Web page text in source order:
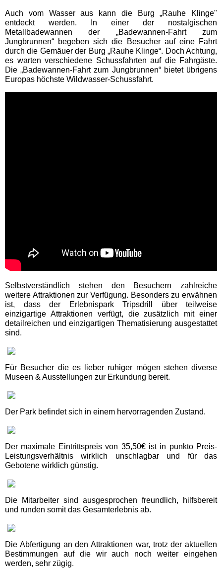
Schleswig-Holstein
Schwimmbäder
HolstenTherme
Adventure Golf Titisee
Bergwerk Hallwangen
Besucherbergwerk Grube
Wenzel
Eisenbahnmuseum
Schwarzwald Schramberg
Freizeit- und Sportzentrum
Mehliskopf
Hasenhorn Coaster Todtnau
Haus der Natur Feldberg
Rodelbahn Gutach
Schwarzlichtpark Denzlingen
Auch vom Wasser aus kann die Burg „Rauhe Klinge"
entdeckt werden. In einer der nostalgischen
Metallbadewannen der „Badewannen-Fahrt zum
Jungbrunnen“ begeben sich die Besucher auf eine Fahrt
durch die Gemäuer der Burg „Rauhe Klinge“. Doch Achtung,
es warten verschiedene Schussfahrten auf die Fahrgäste.
Die „Badewannen-Fahrt zum Jungbrunnen“ bietet übrigens
Europas höchste Wildwasser-Schussfahrt.
Selbstverständlich stehen den Besuchern zahlreiche
weitere Attraktionen zur Verfügung. Besonders zu erwähnen
ist, dass der Erlebnispark Tripsdrill über teilweise
einzigartige Attraktionen verfügt, die zusätzlich mit einer
detailreichen und einzigartigen Thematisierung ausgestattet
sind.
Für Besucher die es lieber ruhiger mögen stehen diverse
Museen & Ausstellungen zur Erkundung bereit.
Der Park befindet sich in einem hervorragenden Zustand.
Der maximale Eintrittspreis von 35,50€ ist in punkto Preis-
Leistungsverhältnis wirklich unschlagbar und für das
Gebotene wirklich günstig.
Die Mitarbeiter sind ausgesprochen freundlich, hilfsbereit
und runden somit das Gesamterlebnis ab.
Die Abfertigung an den Attraktionen war, trotz der aktuellen
Bestimmungen auf die wir auch noch weiter eingehen
werden, sehr zügig.